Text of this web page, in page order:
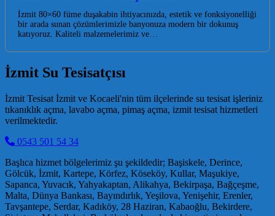
İzmit 80×60 füme duşakabin ihtiyacınızda, estetik ve fonksiyonelliği
bir arada sunan çözümlerimizle banyonuza modern bir dokunuş
katıyoruz. Kaliteli malzemelerimiz ve…
İzmit Su Tesisatçısı
İzmit Tesisat İzmit ve Kocaeli'nin tüm ilçelerinde su tesisat işleriniz
tıkanıklık açma, lavabo açma, pimaş açma, izmit tesisat hizmetleri
verilmektedir.
0543 501 54 34
Başlıca hizmet bölgelerimiz şu şekildedir; Başiskele, Derince,
Gölcük, İzmit, Kartepe, Körfez, Köseköy, Kullar, Maşukiye,
Sapanca, Yuvacık, Yahyakaptan, Alikahya, Bekirpaşa, Bağçeşme,
Malta, Dünya Bankası, Bayındırlık, Yeşilova, Yenişehir, Erenler,
Tavşantepe, Serdar, Kadıköy, 28 Haziran, Kabaoğlu, Bekirdere,